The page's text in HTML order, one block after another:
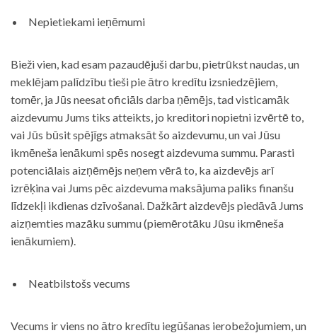
Nepietiekami ieņēmumi
Bieži vien, kad esam pazaudējuši darbu, pietrūkst naudas, un
meklējam palīdzību tieši pie ātro kredītu izsniedzējiem,
tomēr, ja Jūs neesat oficiāls darba ņēmējs, tad visticamāk
aizdevumu Jums tiks atteikts, jo kreditori nopietni izvērtē to,
vai Jūs būsit spējīgs atmaksāt šo aizdevumu, un vai Jūsu
ikmēneša ienākumi spēs nosegt aizdevuma summu. Parasti
potenciālais aizņēmējs neņem vērā to, ka aizdevējs arī
izrēķina vai Jums pēc aizdevuma maksājuma paliks finanšu
līdzekļi ikdienas dzīvošanai. Dažkārt aizdevējs piedāvā Jums
aizņemties mazāku summu (piemērotāku Jūsu ikmēneša
ienākumiem).
Neatbilstošs vecums
Vecums ir viens no ātro kredītu iegūšanas ierobežojumiem, un